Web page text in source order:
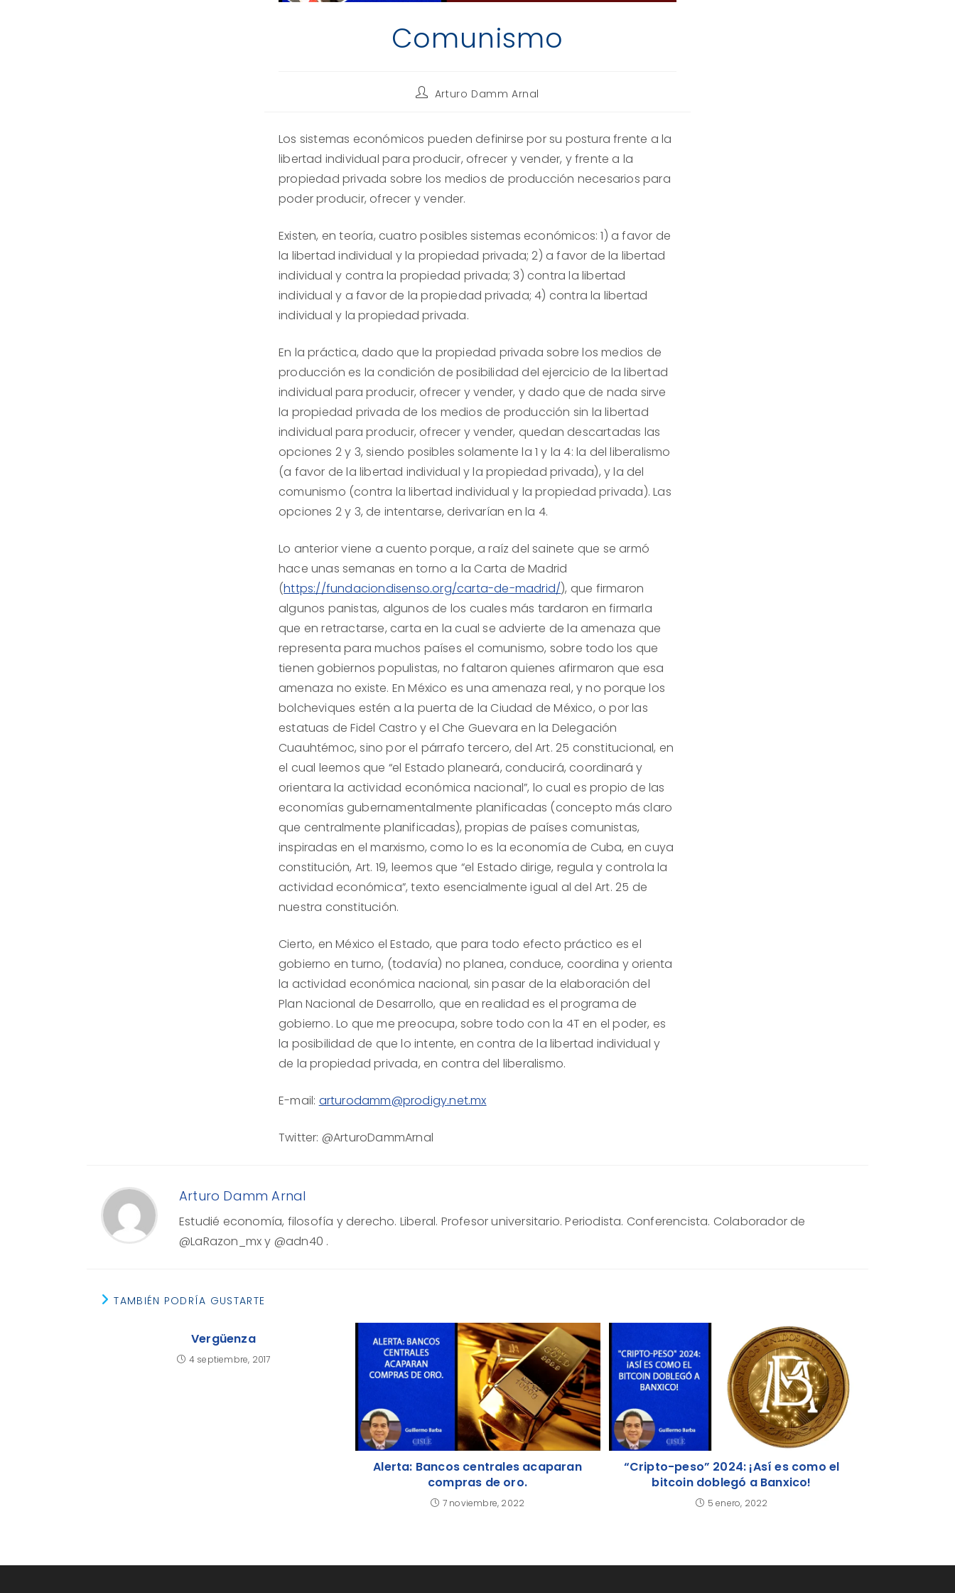
Comunismo
Autor
entrada:
Arturo Damm Arnal
Los sistemas económicos pueden definirse por su postura frente a la
libertad individual para producir, ofrecer y vender, y frente a la
propiedad privada sobre los medios de producción necesarios para
poder producir, ofrecer y vender.
Existen, en teoría, cuatro posibles sistemas económicos: 1) a favor de
la libertad individual y la propiedad privada; 2) a favor de la libertad
individual y contra la propiedad privada; 3) contra la libertad
individual y a favor de la propiedad privada; 4) contra la libertad
individual y la propiedad privada.
En la práctica, dado que la propiedad privada sobre los medios de
producción es la condición de posibilidad del ejercicio de la libertad
individual para producir, ofrecer y vender, y dado que de nada sirve
la propiedad privada de los medios de producción sin la libertad
individual para producir, ofrecer y vender, quedan descartadas las
opciones 2 y 3, siendo posibles solamente la 1 y la 4: la del liberalismo
(a favor de la libertad individual y la propiedad privada), y la del
comunismo (contra la libertad individual y la propiedad privada). Las
opciones 2 y 3, de intentarse, derivarían en la 4.
Lo anterior viene a cuento porque, a raíz del sainete que se armó
hace unas semanas en torno a la Carta de Madrid
(https://fundaciondisenso.org/carta-de-madrid/), que firmaron
algunos panistas, algunos de los cuales más tardaron en firmarla
que en retractarse, carta en la cual se advierte de la amenaza que
representa para muchos países el comunismo, sobre todo los que
tienen gobiernos populistas, no faltaron quienes afirmaron que esa
amenaza no existe. En México es una amenaza real, y no porque los
bolcheviques estén a la puerta de la Ciudad de México, o por las
estatuas de Fidel Castro y el Che Guevara en la Delegación
Cuauhtémoc, sino por el párrafo tercero, del Art. 25 constitucional, en
el cual leemos que “el Estado planeará, conducirá, coordinará y
orientara la actividad económica nacional”, lo cual es propio de las
economías gubernamentalmente planificadas (concepto más claro
que centralmente planificadas), propias de países comunistas,
inspiradas en el marxismo, como lo es la economía de Cuba, en cuya
constitución, Art. 19, leemos que “el Estado dirige, regula y controla la
actividad económica”, texto esencialmente igual al del Art. 25 de
nuestra constitución.
Cierto, en México el Estado, que para todo efecto práctico es el
gobierno en turno, (todavía) no planea, conduce, coordina y orienta
la actividad económica nacional, sin pasar de la elaboración del
Plan Nacional de Desarrollo, que en realidad es el programa de
gobierno. Lo que me preocupa, sobre todo con la 4T en el poder, es
la posibilidad de que lo intente, en contra de la libertad individual y
de la propiedad privada, en contra del liberalismo.
E-mail: arturodamm@prodigy.net.mx
Twitter: @ArturoDammArnal
Arturo Damm Arnal
Estudié economía, filosofía y derecho. Liberal. Profesor universitario. Periodista. Conferencista. Colaborador de
@LaRazon_mx y @adn40 .
TAMBIÉN PODRÍA GUSTARTE
Vergüenza
4 septiembre, 2017
Alerta: Bancos centrales acaparan
compras de oro.
7 noviembre, 2022
“Cripto-peso” 2024: ¡Así es como el
bitcoin doblegó a Banxico!
5 enero, 2022